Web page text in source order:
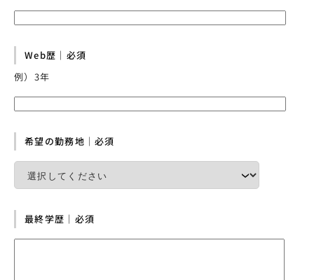
Web歴｜必須
例）3年
希望の勤務地｜必須
最終学歴｜必須